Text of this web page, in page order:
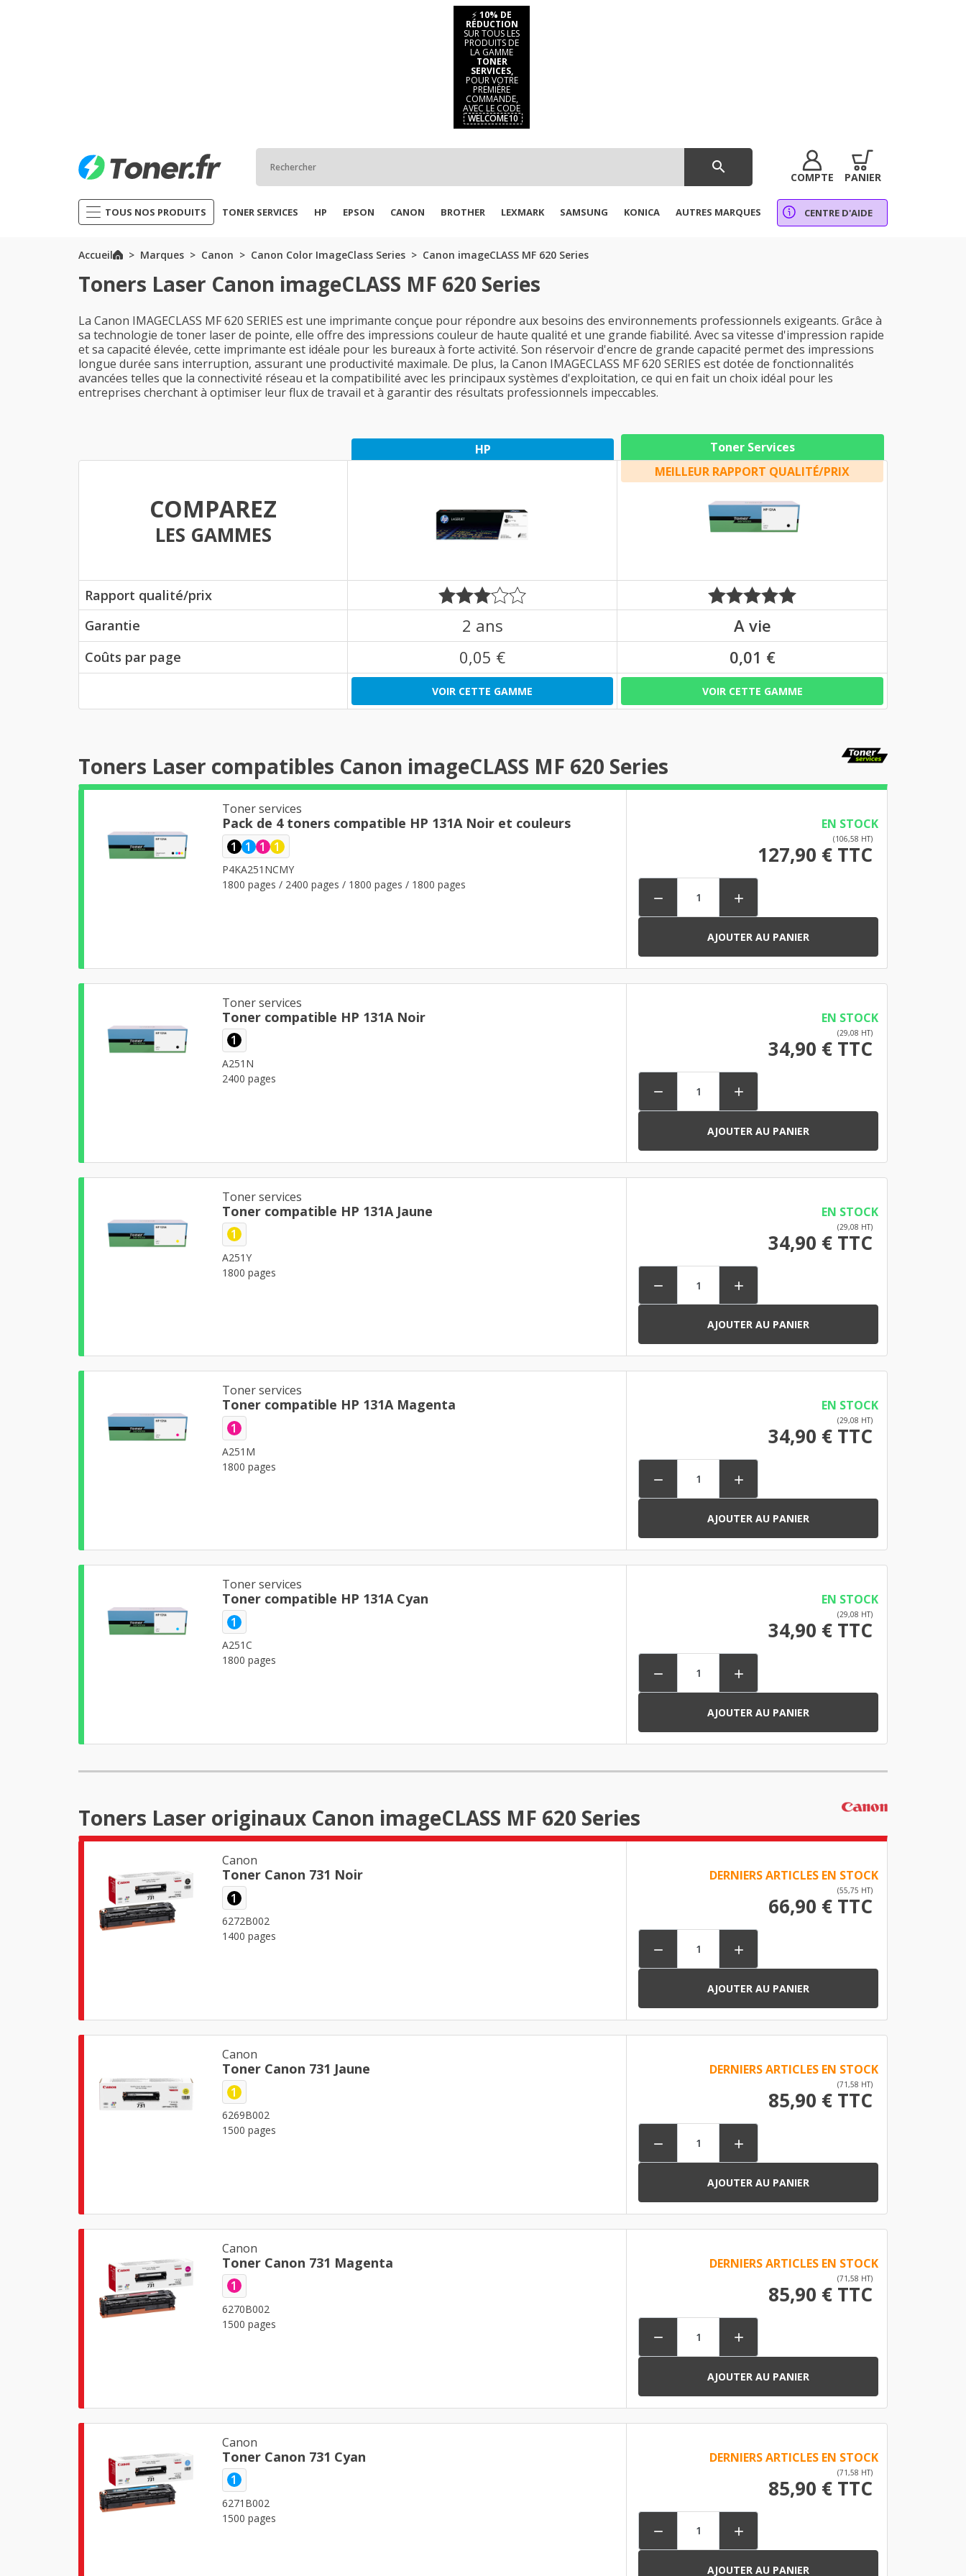
⚡ 10% DE
RÉDUCTION
SUR TOUS LES
PRODUITS DE
LA GAMME
TONER
SERVICES,
POUR VOTRE
PREMIÈRE
COMMANDE,
AVEC LE CODE
WELCOME10
search
COMPTE PANIER
TOUS NOS PRODUITS TONER SERVICES HP EPSON CANON BROTHER LEXMARK SAMSUNG KONICA AUTRES MARQUES CENTRE D'AIDE
Accueil Marques Canon Canon Color ImageClass Series Canon imageCLASS MF 620 Series
Toners Laser Canon imageCLASS MF 620 Series
La Canon IMAGECLASS MF 620 SERIES est une imprimante conçue pour répondre aux besoins des environnements professionnels exigeants. Grâce à
sa technologie de toner laser de pointe, elle offre des impressions couleur de haute qualité et une grande fiabilité. Avec sa vitesse d'impression rapide
et sa capacité élevée, cette imprimante est idéale pour les bureaux à forte activité. Son réservoir d'encre de grande capacité permet des impressions
longue durée sans interruption, assurant une productivité maximale. De plus, la Canon IMAGECLASS MF 620 SERIES est dotée de fonctionnalités
avancées telles que la connectivité réseau et la compatibilité avec les principaux systèmes d'exploitation, ce qui en fait un choix idéal pour les
entreprises cherchant à optimiser leur flux de travail et à garantir des résultats professionnels impeccables.
HP Toner Services
COMPAREZ
LES GAMMES
MEILLEUR RAPPORT QUALITÉ/PRIX
Rapport qualité/prix
Garantie
2 ans A vie
Coûts par page 0,05 € 0,01 €
VOIR CETTE GAMME VOIR CETTE GAMME
Toners Laser compatibles Canon imageCLASS MF 620 Series
Toner services
Pack de 4 toners compatible HP 131A Noir et couleurs
1 1 1 1
P4KA251NCMY
1800 pages / 2400 pages / 1800 pages / 1800 pages
EN STOCK
(106,58 HT)
127,90 € TTC
 
AJOUTER AU PANIER
Toner services
Toner compatible HP 131A Noir
1
A251N
2400 pages
EN STOCK
(29,08 HT)
34,90 € TTC
 
AJOUTER AU PANIER
Toner services
Toner compatible HP 131A Jaune
1
A251Y
1800 pages
EN STOCK
(29,08 HT)
34,90 € TTC
 
AJOUTER AU PANIER
Toner services
Toner compatible HP 131A Magenta
1
A251M
1800 pages
EN STOCK
(29,08 HT)
34,90 € TTC
 
AJOUTER AU PANIER
Toner services
Toner compatible HP 131A Cyan
1
A251C
1800 pages
EN STOCK
(29,08 HT)
34,90 € TTC
 
AJOUTER AU PANIER
Toners Laser originaux Canon imageCLASS MF 620 Series
Canon
Toner Canon 731 Noir
1
6272B002
1400 pages
DERNIERS ARTICLES EN STOCK
(55,75 HT)
66,90 € TTC
 
AJOUTER AU PANIER
Canon
Toner Canon 731 Jaune
1
6269B002
1500 pages
DERNIERS ARTICLES EN STOCK
(71,58 HT)
85,90 € TTC
 
AJOUTER AU PANIER
Canon
Toner Canon 731 Magenta
1
6270B002
1500 pages
DERNIERS ARTICLES EN STOCK
(71,58 HT)
85,90 € TTC
 
AJOUTER AU PANIER
Canon
Toner Canon 731 Cyan
1
6271B002
1500 pages
DERNIERS ARTICLES EN STOCK
(71,58 HT)
85,90 € TTC
 
AJOUTER AU PANIER